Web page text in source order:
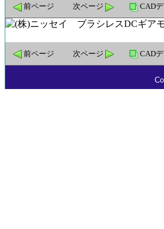
前ページ 次ページ CAD
前ページ 次ページ CAD